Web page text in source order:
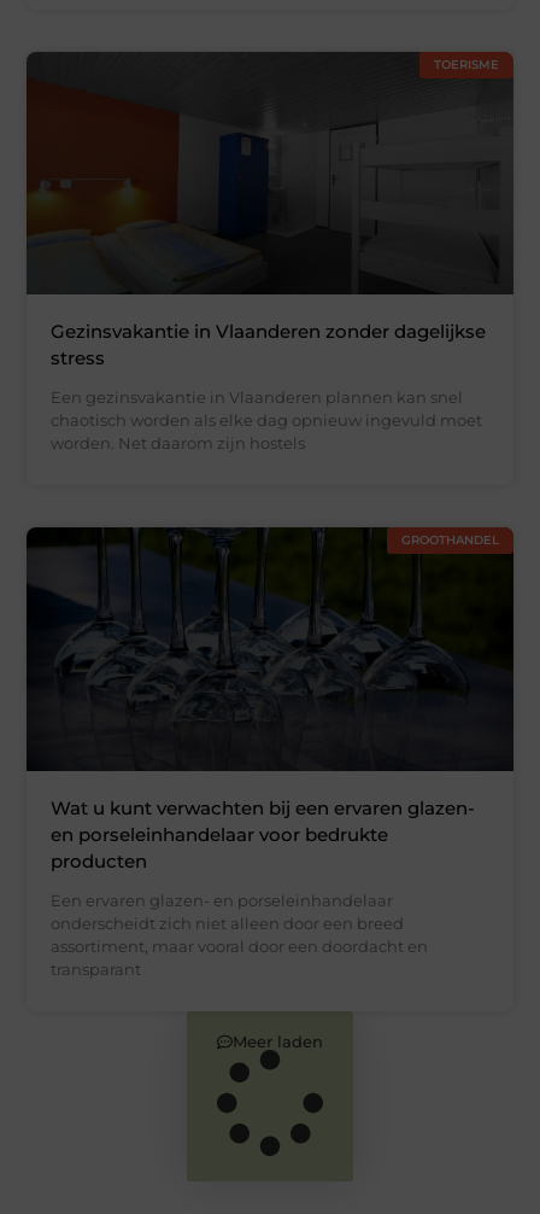
TOERISME
Gezinsvakantie in Vlaanderen zonder dagelijkse
stress
Een gezinsvakantie in Vlaanderen plannen kan snel
chaotisch worden als elke dag opnieuw ingevuld moet
worden. Net daarom zijn hostels
GROOTHANDEL
Wat u kunt verwachten bij een ervaren glazen-
en porseleinhandelaar voor bedrukte
producten
Een ervaren glazen- en porseleinhandelaar
onderscheidt zich niet alleen door een breed
assortiment, maar vooral door een doordacht en
transparant
Meer laden